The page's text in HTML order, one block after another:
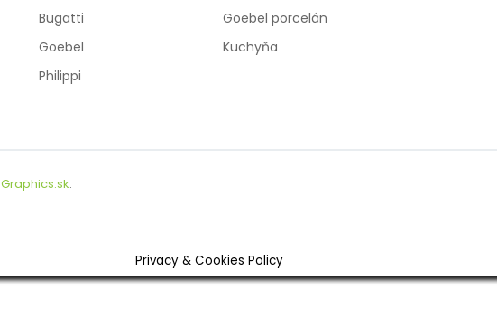
Bugatti
Goebel
Philippi
Goebel porcelán
Kuchyňa
Graphics.sk.
Privacy & Cookies Policy